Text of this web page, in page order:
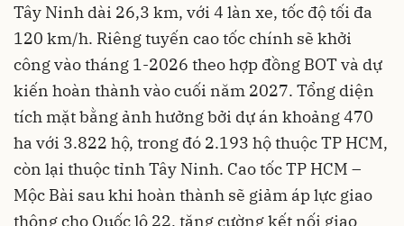
Tây Ninh dài 26,3 km, với 4 làn xe, tốc độ tối đa
120 km/h. Riêng tuyến cao tốc chính sẽ khởi
công vào tháng 1-2026 theo hợp đồng BOT và dự
kiến hoàn thành vào cuối năm 2027. Tổng diện
tích mặt bằng ảnh hưởng bởi dự án khoảng 470
ha với 3.822 hộ, trong đó 2.193 hộ thuộc TP HCM,
còn lại thuộc tỉnh Tây Ninh. Cao tốc TP HCM –
Mộc Bài sau khi hoàn thành sẽ giảm áp lực giao
thông cho Quốc lộ 22, tăng cường kết nối giao